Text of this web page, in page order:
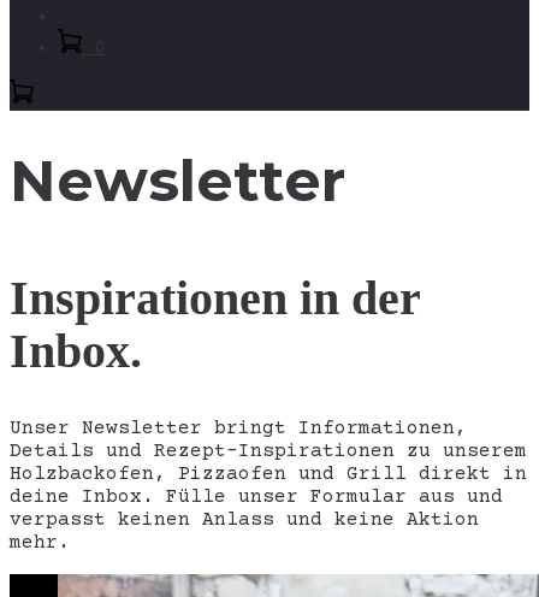
Newsletter
Inspirationen in der
Inbox.
Unser Newsletter bringt Informationen,
Details und Rezept-Inspirationen zu unserem
Holzbackofen, Pizzaofen und Grill direkt in
deine Inbox. Fülle unser Formular aus und
verpasst keinen Anlass und keine Aktion
mehr.